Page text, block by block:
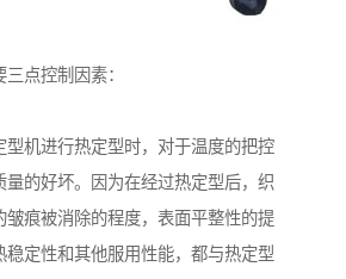
点控制因素：
型机进行热定型时，对于温度的把控
量的好坏。因为在经过热定型后，织
皱痕被消除的程度，表面平整性的提
稳定性和其他服用性能，都与热定型